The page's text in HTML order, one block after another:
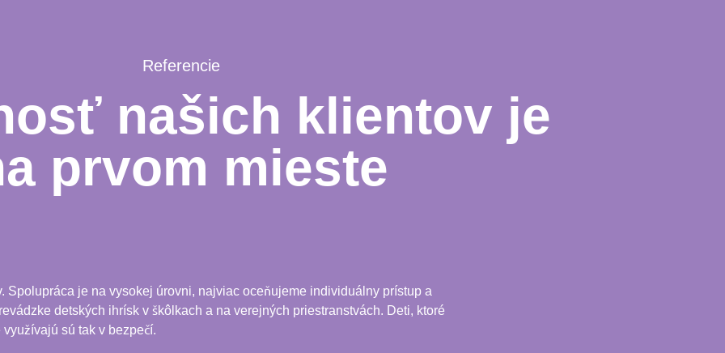
Referencie
našich klientov je
prvom mieste
je na vysokej úrovni, najviac oceňujeme individuálny prístup a
detských ihrísk v škôlkach a na verejných priestranstvách. Deti, ktoré
sú tak v bezpečí.